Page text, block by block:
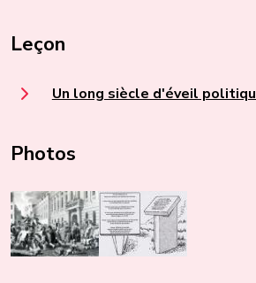
Leçon
Un long siècle d'éveil
Photos